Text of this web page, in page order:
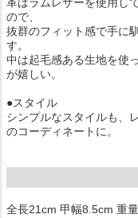
ので、
抜群のフィット感で手に
す。
中は起毛感ある生地を使
が嬉しい。
●スタイル
シンプルなスタイルも、
のコーディネートに。
全長21cm 甲幅8.5cm 重